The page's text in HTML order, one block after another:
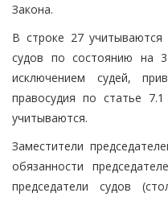
Закона.
В строке 27
судов по состоянию на
исключением судей,
правосудия по статье
учитываются.
Заместители
обязанности
председатели судов